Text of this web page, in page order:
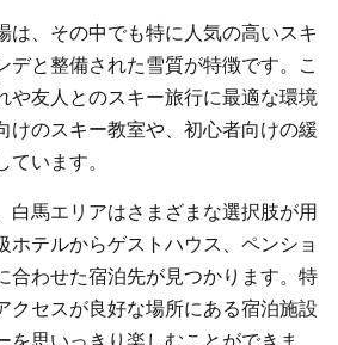
は、その中でも特に人気の高いスキ
デと整備された雪質が特徴です。こ
や友人とのスキー旅行に最適な環境
けのスキー教室や、初心者向けの緩
ています。
白馬エリアはさまざまな選択肢が用
ホテルからゲストハウス、ペンショ
合わせた宿泊先が見つかります。特
クセスが良好な場所にある宿泊施設
を思いっきり楽しむことができま